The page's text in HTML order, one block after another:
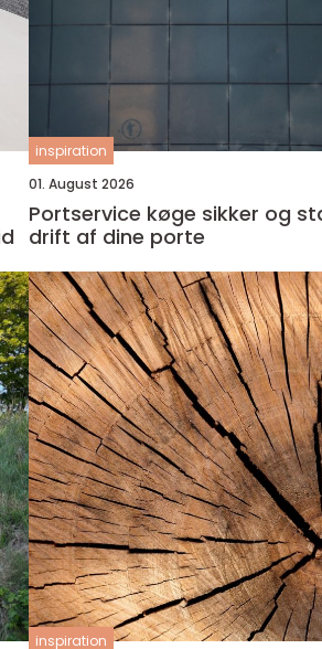
inspiration
01. August 2026
Portservice køge sikker og stabil
drift af dine porte
inspiration